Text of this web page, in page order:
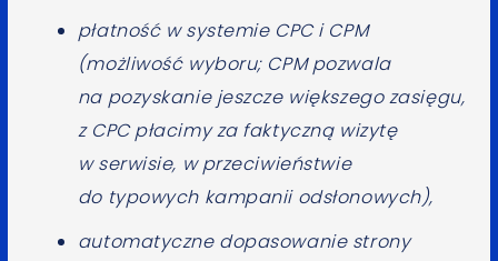
płatność w systemie CPC i CPM
(możliwość wyboru; CPM pozwala
na pozyskanie jeszcze większego zasięgu,
z CPC płacimy za faktyczną wizytę
w serwisie, w przeciwieństwie
do typowych kampanii odsłonowych),
automatyczne dopasowanie strony